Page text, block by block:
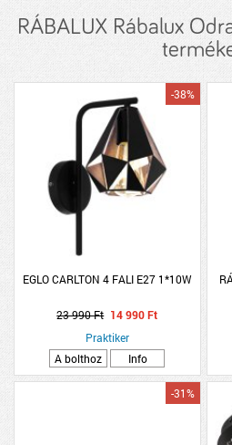
RÁBALUX Rábalux
EGLO CARLTON 4 FALI E27 1*10W
-38%
23 990 Ft 14 990 Ft
Praktiker
A bolthoz
Info
-31%